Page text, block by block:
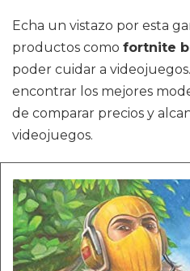
Echa un vistazo por esta
productos como fortnite
poder cuidar a
encontrar los mejores
de comparar precios y
videojuegos.